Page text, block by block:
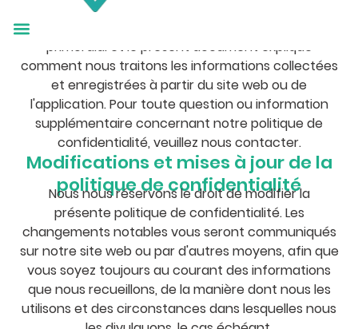
app.eudr.tech ("l'application"). Notre engagement
primordial et le présent document explique
comment nous traitons les informations collectées
et enregistrées à partir du site web ou de
l'application. Pour toute question ou information
supplémentaire concernant notre politique de
confidentialité, veuillez nous contacter.
Modifications et mises à jour de la
politique de confidentialité
Nous nous réservons le droit de modifier la
présente politique de confidentialité. Les
changements notables vous seront communiqués
sur notre site web ou par d'autres moyens, afin que
vous soyez toujours au courant des informations
que nous recueillons, de la manière dont nous les
utilisons et des circonstances dans lesquelles nous